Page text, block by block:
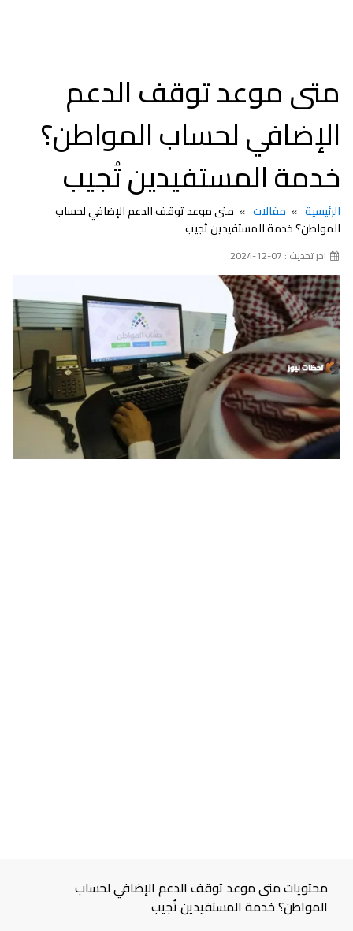
متى موعد توقف الدعم
الإضافي لحساب المواطن؟
خدمة المستفيدين تُجيب
الرئيسية مقالات
متى موعد توقف الدعم الإضافي لحساب
المواطن؟ خدمة المستفيدين تُجيب
اخر تحديث : 07-12-2024
محتويات متى موعد توقف الدعم الإضافي لحساب
المواطن؟ خدمة المستفيدين تُجيب